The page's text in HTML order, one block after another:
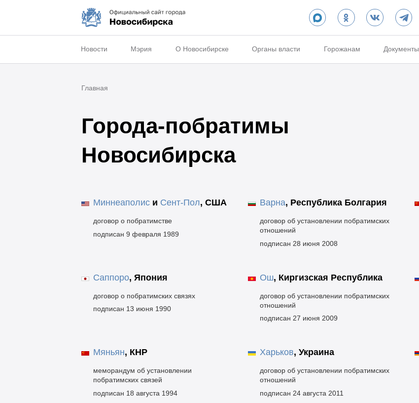
Новости Мэрия О Новосибирске Органы власти Горожанам Документы
Главная
Города-побратимы
Новосибирска
Миннеаполиси Сент-Пол, США
договор о побратимстве
подписан 9 февраля 1989
Варна, Республика Болгария
договор об установлении побратимских
отношений
подписан 28 июня 2008
Саппоро, Япония
договор о побратимских связях
подписан 13 июня 1990
Ош, Киргизская Республика
договор об установлении побратимских
отношений
подписан 27 июня 2009
Мяньян, КНР
меморандум об установлении
побратимских связей
подписан 18 августа 1994
Харьков, Украина
договор об установлении побратимских
отношений
подписан 24 августа 2011